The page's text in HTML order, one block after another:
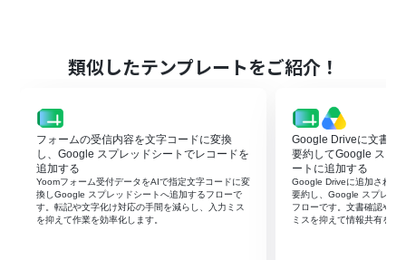
連携します。
次に、トリガーでGoogle スプレッドシートを選択し、
ファイルを指定します。
続けて、オペレーションでGoogle スプレッドシートの
「レコードを更新する」アクションを設定し、更新対象の
シートや条件を指定します。
最後に、オペレーションでNotionの「レコードを追加す
る」アクションを設定し、追加したいデータベースや各プ
ロパティの内容を指定します。
類似したテンプレートをご紹介！
フォームの受信内容を文字コードに変換
し、Google スプレッドシートでレコードを
追加する
Yoomフォーム受付データをAIで指定文字コードに変
換しGoogle スプレッドシートへ追加するフローで
す。転記や文字化け対応の手間を減らし、入力ミス
を抑えて作業を効率化します。
Google Driveに文書が
要約してGoogle スプ
ートに追加する
Google Driveに追加された
要約し、Google スプレッ
フローです。文書確認や転
ミスを抑えて情報共有を早